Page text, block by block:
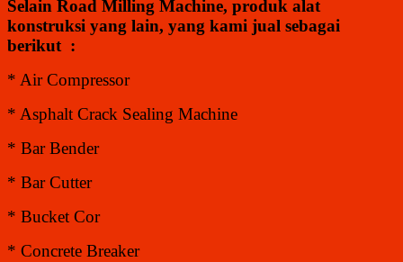
Selain Road Milling Machine, produk alat
konstruksi yang lain, yang kami jual sebagai
berikut :
* Air Compressor
* Asphalt Crack Sealing Machine
* Bar Bender
* Bar Cutter
* Bucket Cor
* Concrete Breaker